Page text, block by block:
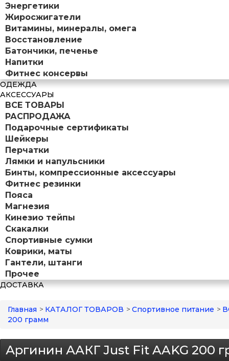
Энергетики
Жиросжигатели
Витамины, минералы, омега
Восстановление
Батончики, печенье
Напитки
Фитнес консервы
ОДЕЖДА
АКСЕССУАРЫ
ВСЕ ТОВАРЫ
РАСПРОДАЖА
Подарочные сертификаты
Шейкеры
Перчатки
Лямки и напульсники
Бинты, компрессионные аксессуары
Фитнес резинки
Пояса
Магнезия
Кинезио тейпы
Скакалки
Спортивные сумки
Коврики, маты
Гантели, штанги
Прочее
ДОСТАВКА
Главная > КАТАЛОГ ТОВАРОВ > Спортивное питание >
200 грамм
Аргинин ААКГ Just Fit AAKG 200